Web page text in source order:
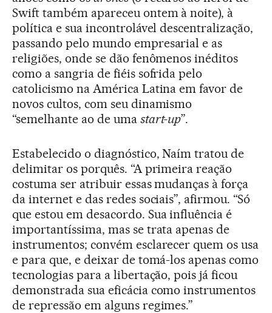
Swift também apareceu ontem à noite), à
política e sua incontrolável descentralização,
passando pelo mundo empresarial e as
religiões, onde se dão fenômenos inéditos
como a sangria de fiéis sofrida pelo
catolicismo na América Latina em favor de
novos cultos, com seu dinamismo
“semelhante ao de uma start-up”.
Estabelecido o diagnóstico, Naím tratou de
delimitar os porquês. “A primeira reação
costuma ser atribuir essas mudanças à força
da internet e das redes sociais”, afirmou. “Só
que estou em desacordo. Sua influência é
importantíssima, mas se trata apenas de
instrumentos; convém esclarecer quem os usa
e para que, e deixar de tomá-los apenas como
tecnologias para a libertação, pois já ficou
demonstrada sua eficácia como instrumentos
de repressão em alguns regimes.”